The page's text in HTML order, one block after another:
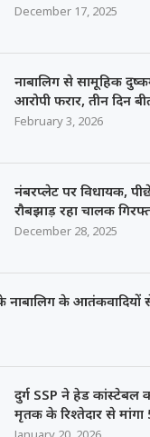
December 17, 2025
नाबालिग से सामूहिक
आरोपी फरार, तीन दिन
February 3, 2026
नंबरप्लेट पर विधायक,
रौबझाड़ रहा चालक
December 28, 2025
नाबालिग के आतंकवादियों
दुर्ग SSP ने हेड कांस्टेबल
मृतक के रिश्तेदार से मांगा